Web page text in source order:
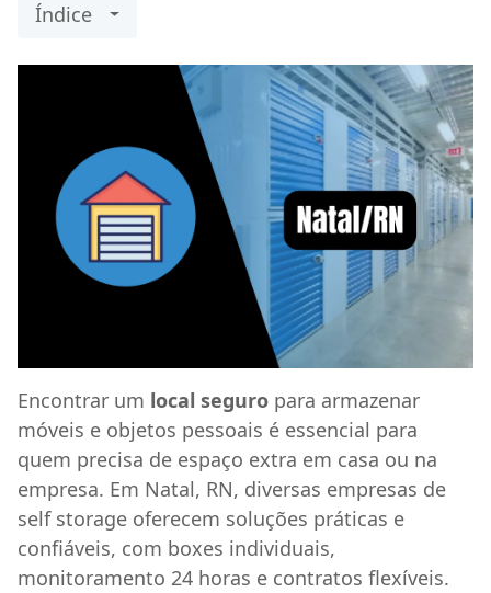
Índice
Encontrar um local seguro para armazenar
móveis e objetos pessoais é essencial para
quem precisa de espaço extra em casa ou na
empresa. Em Natal, RN, diversas empresas de
self storage oferecem soluções práticas e
confiáveis, com boxes individuais,
monitoramento 24 horas e contratos flexíveis.